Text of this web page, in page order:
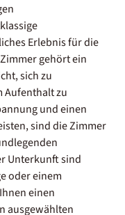
Erlebnis für die
gehört ein
sich zu
Aufenthalt zu
und einen
sind die Zimmer
Unterkunft sind
oder einem
einen
ausgewählten